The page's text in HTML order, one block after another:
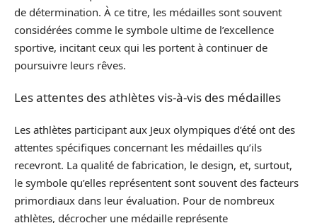
de détermination. À ce titre, les médailles sont souvent
considérées comme le symbole ultime de l’excellence
sportive, incitant ceux qui les portent à continuer de
poursuivre leurs rêves.
Les attentes des athlètes vis-à-vis des médailles
Les athlètes participant aux Jeux olympiques d’été ont des
attentes spécifiques concernant les médailles qu’ils
recevront. La qualité de fabrication, le design, et, surtout,
le symbole qu’elles représentent sont souvent des facteurs
primordiaux dans leur évaluation. Pour de nombreux
athlètes, décrocher une médaille représente